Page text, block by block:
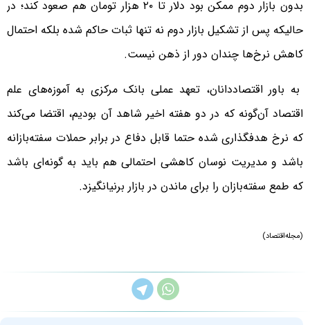
بدون بازار دوم ممکن بود دلار تا ۲۰ هزار تومان هم صعود کند؛ در
حالیکه پس از تشکیل بازار دوم نه تنها ثبات حاکم شده بلکه احتمال
کاهش نرخ‌ها چندان دور از ذهن نیست.
به باور اقتصاددانان، تعهد عملی بانک مرکزی به آموزه‌های علم
اقتصاد آن‌گونه که در دو هفته اخیر شاهد آن بودیم، اقتضا می‌کند
که نرخ هدفگذاری شده حتما قابل دفاع در برابر حملات سفته‌بازانه
باشد و مدیریت نوسان کاهشی احتمالی هم باید به گونه‌ای باشد
که طمع سفته‌بازان را برای ماندن در بازار برنیانگیزد.
(مجله‌اقتصاد)